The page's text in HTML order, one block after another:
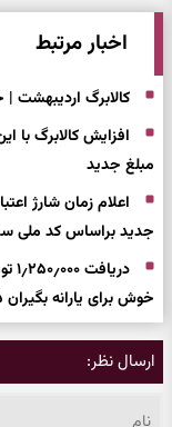
اخبار مرتبط
کالابرگ اردیبهشت |
افزایش کالابرگ با
مبلغ جدید
اعلام زمان شارژ
جدید براساس کد ملی
خوش برای یارانه بگیران ۵ دهک اول
ارسال نظر: